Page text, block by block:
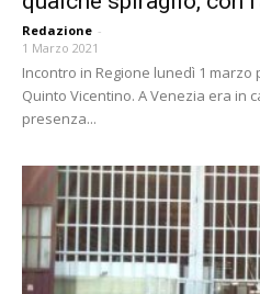
Redazione -
1 Marzo 2021
Incontro in Regione lunedì 1 marzo
Quinto Vicentino. A Venezia era in
presenza...